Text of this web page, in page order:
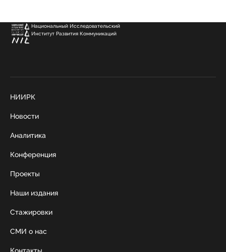
Национальный Исследовательский
Институт Развития Коммуникаций
НИИРК
Новости
Аналитика
Конференция
Проекты
Наши издания
Стажировки
СМИ о нас